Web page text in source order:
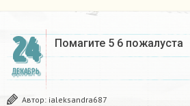
24
ДЕКАБРЬ
Помагите 5 6 пожалуста​
Автор: ialeksandra687